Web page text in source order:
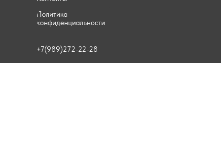
Политика
конфиденциальности
+7(989)272-22-28